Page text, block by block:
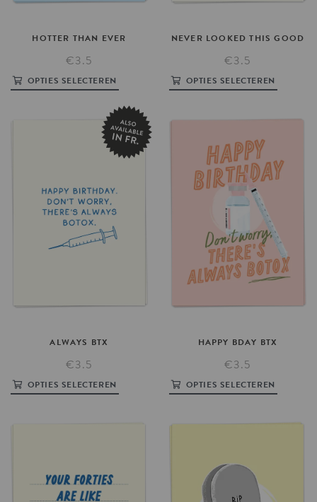
HOTTER THAN EVER
€3.5
OPTIES SELECTEREN
NEVER LOOKED THIS GOOD
€3.5
OPTIES SELECTEREN
ALWAYS BTX
€3.5
OPTIES SELECTEREN
HAPPY BDAY BTX
€3.5
OPTIES SELECTEREN